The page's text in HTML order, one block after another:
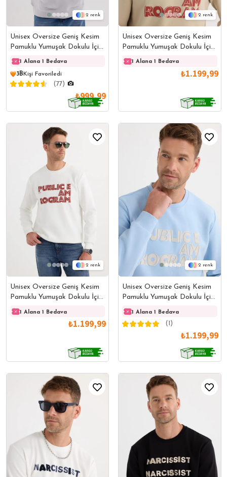
2
Unisex Oversize Geniş Kesim
Pamuklu Yumuşak Dokulu İçi
Polarlı Baskılı Beyaz
Kapüşonlu Sweatshirt
1 Alana 1 Bedava 1 Alana 1 Bedava
3B Kişi Favoriledi
(77)
₺999,99
2
Unisex Oversize Geniş Kesim
Pamuklu Yumuşak Dokulu İçi
Polarlı Baskılı Bej Sweatshirt
1 Alana 1 Bedava
₺1.199,99
2
Unisex Oversize Geniş Kesim
Pamuklu Yumuşak Dokulu İçi
Polarlı Baskılı Beyaz
Sweatshirt
1 Alana 1 Bedava 1 Alana 1 Bedava
₺1.199,99
2
Unisex Oversize Geniş Kesim
Pamuklu Yumuşak Dokulu İçi
Polarlı Baskılı Mavi Sweatshirt
1 Alana 1 Bedava
(1)
₺1.199,99